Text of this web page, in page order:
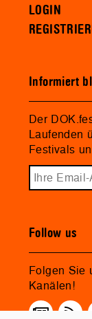
LOGIN
Informiert
Der
Laufenden
Festivals
Follow us
Folgen Sie
Kanälen!